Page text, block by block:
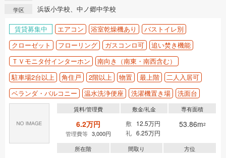
学区 浜坂小学校、中ノ郷中学校
賃貸募集中 エアコン 浴室乾燥機あり
バストイレ別
クローゼット
フローリング ガスコンロ可
追い焚き機能
ＴＶモニタ付インターホン
南向き（南東・南西含む）
駐車場2台以上
角住戸 2階以上 物置 最上階
二人入居可
ベランダ・バルコニー
温水洗浄便座 洗濯機置き場 洗面台
賃料/管理費
6.2万円
管理費等 3,000円
敷金/礼金
敷
12.5万円
礼 6.25万円
専有面積
53.86m2
所在階 間取り 方位